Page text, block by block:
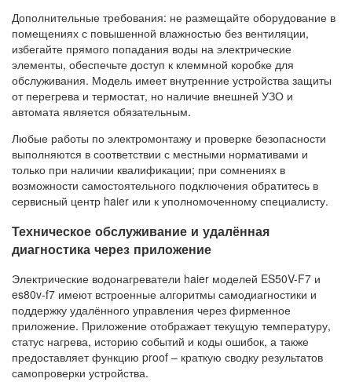
Дополнительные требования: не размещайте оборудование в
помещениях с повышенной влажностью без вентиляции,
избегайте прямого попадания воды на электрические
элементы, обеспечьте доступ к клеммной коробке для
обслуживания. Модель имеет внутренние устройства защиты
от перегрева и термостат, но наличие внешней УЗО и
автомата является обязательным.
Любые работы по электромонтажу и проверке безопасности
выполняются в соответствии с местными нормативами и
только при наличии квалификации; при сомнениях в
возможности самостоятельного подключения обратитесь в
сервисный центр haier или к уполномоченному специалисту.
Техническое обслуживание и удалённая
диагностика через приложение
Электрические водонагреватели haier моделей ES50V-F7 и
es80v-f7 имеют встроенные алгоритмы самодиагностики и
поддержку удалённого управления через фирменное
приложение. Приложение отображает текущую температуру,
статус нагрева, историю событий и коды ошибок, а также
предоставляет функцию proof – краткую сводку результатов
самопроверки устройства.